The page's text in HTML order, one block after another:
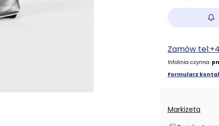
Zamów
Infolinia czynna:
Formularz
Markizeta